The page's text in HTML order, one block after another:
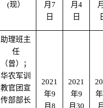
(现）
月 7
日
月4
日
助理班主
任
（曾）；
华农军训
教官团宣
传部部长
2021
年9
月8
2021
年9
月30
年